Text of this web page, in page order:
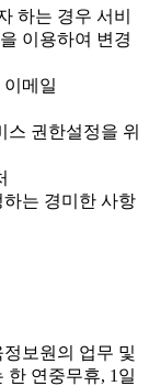
하는 경우 서비
이용하여 변경
메일
권한설정을 위
는 경미한 사항
보원의 업무 및
한 연중무휴, 1일